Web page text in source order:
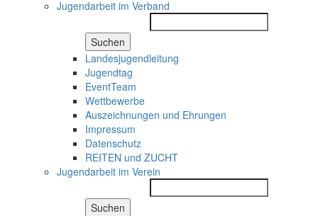
Jugendarbeit im Verband
Suchen
Landesjugendleitung
Jugendtag
EventTeam
Wettbewerbe
Auszeichnungen und Ehrungen
Impressum
Datenschutz
REITEN und ZUCHT
Jugendarbeit im Verein
Suchen